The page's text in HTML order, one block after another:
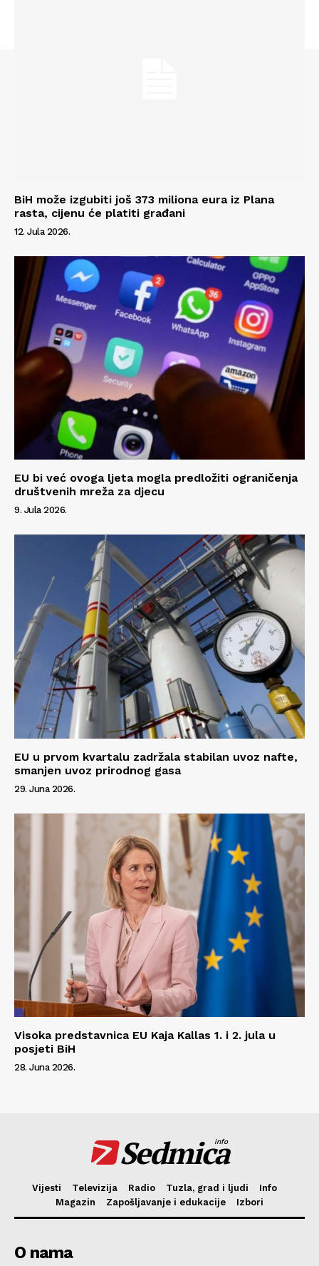
BiH može izgubiti još 373 miliona eura iz Plana
rasta, cijenu će platiti građani
12. Jula 2026.
EU bi već ovoga ljeta mogla predložiti ograničenja
društvenih mreža za djecu
9. Jula 2026.
EU u prvom kvartalu zadržala stabilan uvoz nafte,
smanjen uvoz prirodnog gasa
29. Juna 2026.
Visoka predstavnica EU Kaja Kallas 1. i 2. jula u
posjeti BiH
28. Juna 2026.
Sedmica
info
Vijesti Televizija Radio Tuzla, grad i ljudi
Info
Magazin
Zapošljavanje i edukacije Izbori
O nama